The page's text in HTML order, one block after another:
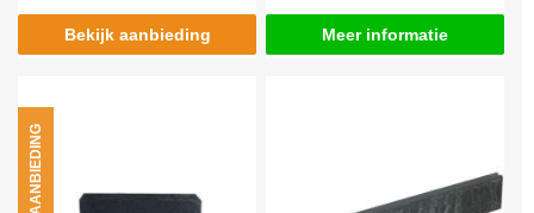
Bekijk aanbieding Meer informatie
AANBIEDING